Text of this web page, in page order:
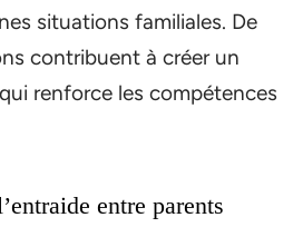
situations familiales. De
contribuent à créer un
renforce les compétences
entre parents